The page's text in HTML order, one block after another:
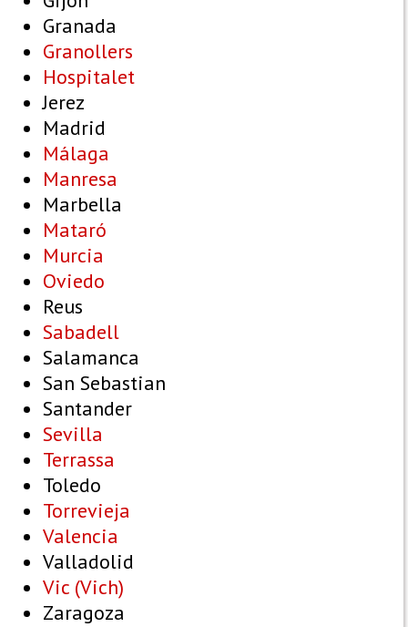
Granada
Granollers
Hospitalet
Jerez
Madrid
Málaga
Manresa
Marbella
Mataró
Murcia
Oviedo
Reus
Sabadell
Salamanca
San Sebastian
Santander
Sevilla
Terrassa
Toledo
Torrevieja
Valencia
Valladolid
Vic (Vich)
Zaragoza